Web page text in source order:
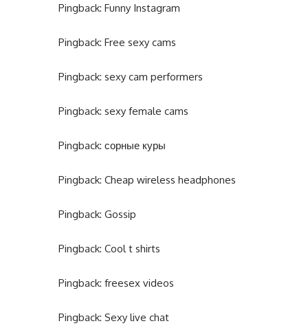
Pingback: Funny Instagram
Pingback: Free sexy cams
Pingback: sexy cam performers
Pingback: sexy female cams
Pingback: сорные куры
Pingback: Cheap wireless headphones
Pingback: Gossip
Pingback: Cool t shirts
Pingback: freesex videos
Pingback: Sexy live chat